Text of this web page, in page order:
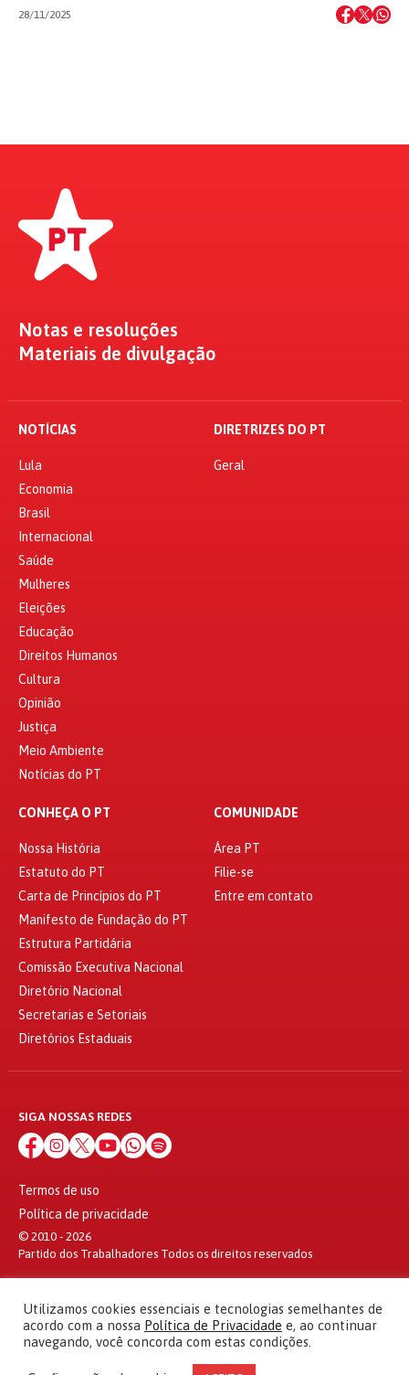
28/11/2025
Notas e resoluções
Materiais de divulgação
NOTÍCIAS
Lula
Economia
Brasil
Internacional
Saúde
Mulheres
Eleições
Educação
Direitos Humanos
Cultura
Opinião
Justiça
Meio Ambiente
Notícias do PT
DIRETRIZES DO PT
Geral
CONHEÇA O PT
Nossa História
Estatuto do PT
Carta de Princípios do PT
Manifesto de Fundação do PT
Estrutura Partidária
Comissão Executiva Nacional
Diretório Nacional
Secretarias e Setoriais
Diretórios Estaduais
COMUNIDADE
Área PT
Filie-se
Entre em contato
SIGA NOSSAS REDES
Termos de uso
Política de privacidade
© 2010 - 2026
Partido dos Trabalhadores Todos os direitos reservados
Utilizamos cookies essenciais e tecnologias semelhantes de
acordo com a nossa Política de Privacidade e, ao continuar
navegando, você concorda com estas condições.